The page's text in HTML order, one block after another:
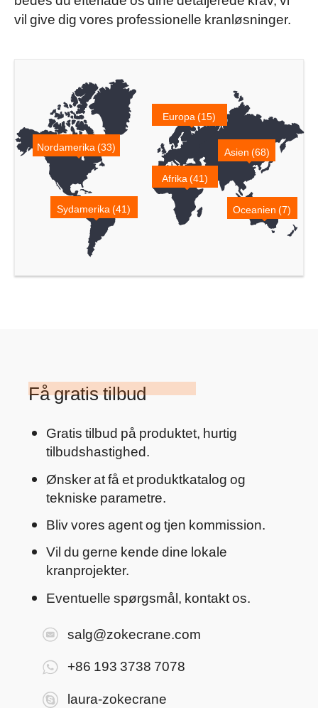
vil give dig vores professionelle kranløsninger.
Europa (15)
Nordamerika (33) Asien (68)
Afrika (41)
Sydamerika (41) Oceanien (7)
Få gratis tilbud
Gratis tilbud på produktet, hurtig
tilbudshastighed.
Ønsker at få et produktkatalog og
tekniske parametre.
Bliv vores agent og tjen kommission.
Vil du gerne kende dine lokale
kranprojekter.
Eventuelle spørgsmål, kontakt os.
salg@zokecrane.com
+86 193 3738 7078
laura-zokecrane